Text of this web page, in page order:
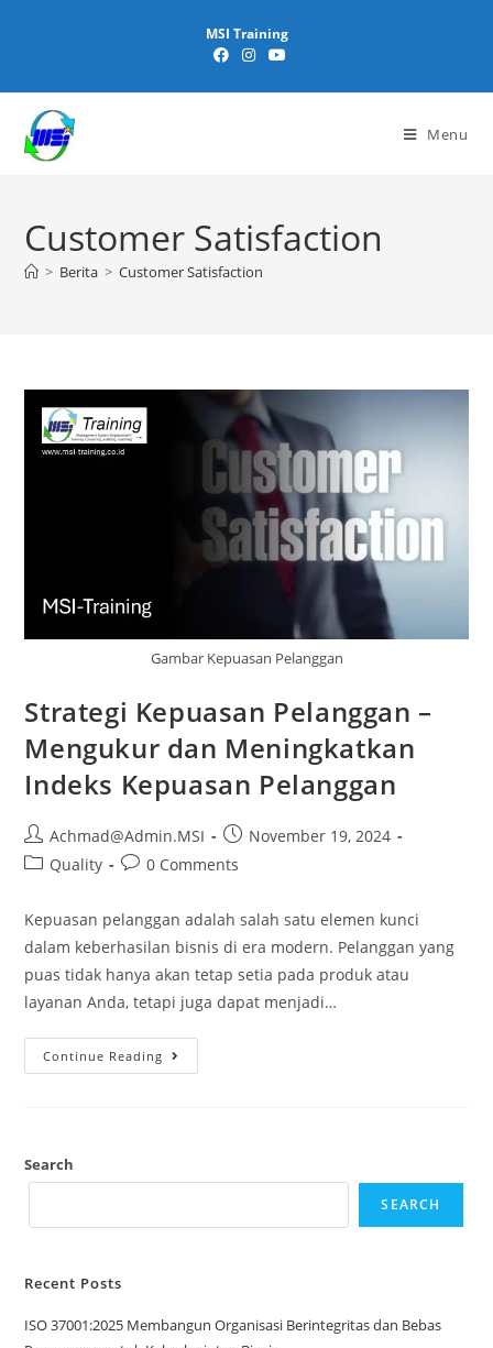
MSI Training
Menu
Customer Satisfaction
> Berita > Customer Satisfaction
Gambar Kepuasan Pelanggan
Strategi Kepuasan Pelanggan –
Mengukur dan Meningkatkan
Indeks Kepuasan Pelanggan
Achmad@Admin.MSI
November 19, 2024
Quality
0 Comments
Kepuasan pelanggan adalah salah satu elemen kunci
dalam keberhasilan bisnis di era modern. Pelanggan yang
puas tidak hanya akan tetap setia pada produk atau
layanan Anda, tetapi juga dapat menjadi…
Continue Reading
Search
SEARCH
Recent Posts
ISO 37001:2025 Membangun Organisasi Berintegritas dan Bebas